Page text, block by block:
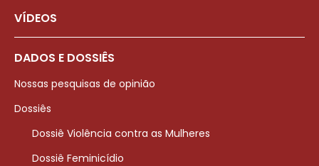
VÍDEOS
DADOS E DOSSIÊS
Nossas pesquisas de opinião
Dossiês
Dossiê Violência contra as Mulheres
Dossiê Feminicídio